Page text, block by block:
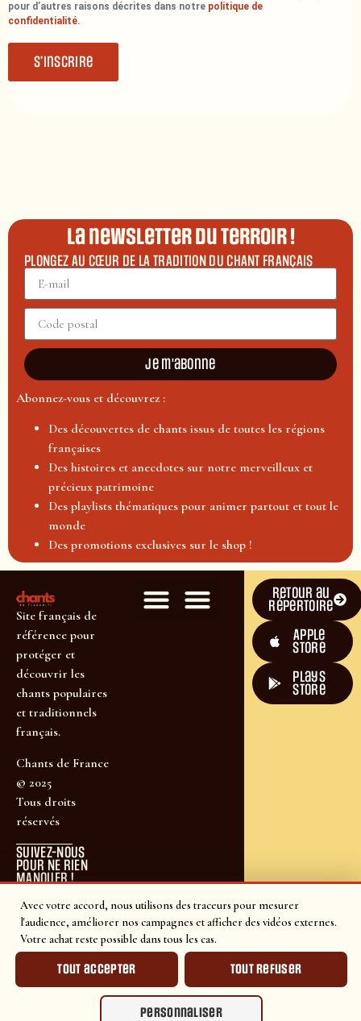
Avec votre accord, nous utilisons des traceurs pour mesurer
l'audience, améliorer nos campagnes et afficher des vidéos externes.
Votre achat reste possible dans tous les cas.
Tout accepter Tout refuser
Personnaliser
pour d’autres raisons décrites dans notre politique de
confidentialité.
S’inscrire
La newsletter du terroir !
PLONGEZ AU CŒUR DE LA TRADITION DU CHANT FRANÇAIS
Je m'abonne
Abonnez-vous et découvrez :
Des découvertes de chants issus de toutes les régions
françaises
Des histoires et anecdotes sur notre merveilleux et
précieux patrimoine
Des playlists thématiques pour animer partout et tout le
monde
Des promotions exclusives sur le shop !
Site français de
référence pour
protéger et
découvrir les
chants populaires
et traditionnels
français.
Chants de France
© 2025
Tous droits
réservés
SUIVEZ-NOUS
POUR NE RIEN
MANQUER !
Retour au
répertoire
Apple
Store
plays
store